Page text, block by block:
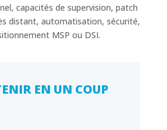
capacités de supervision, patch
distant, automatisation, sécurité,
MSP ou DSI.
EN UN COUP